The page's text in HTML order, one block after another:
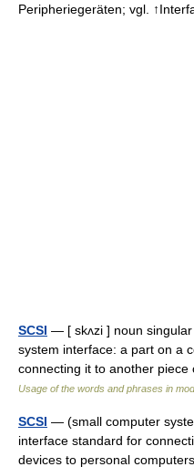
Peripheriegeräten; vgl.
SCSI — [ skʌzi ] noun
system interface: a part on a
connecting it to another
Usage of the words and phrases in
SCSI — (small computer
interface standard for
devices to personal